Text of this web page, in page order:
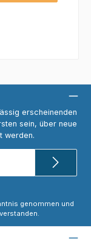
erscheinenden
sein, über neue
werden.
genommen und